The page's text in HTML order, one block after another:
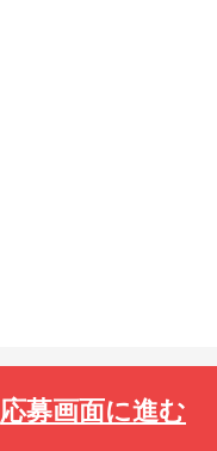
応募画面に進む